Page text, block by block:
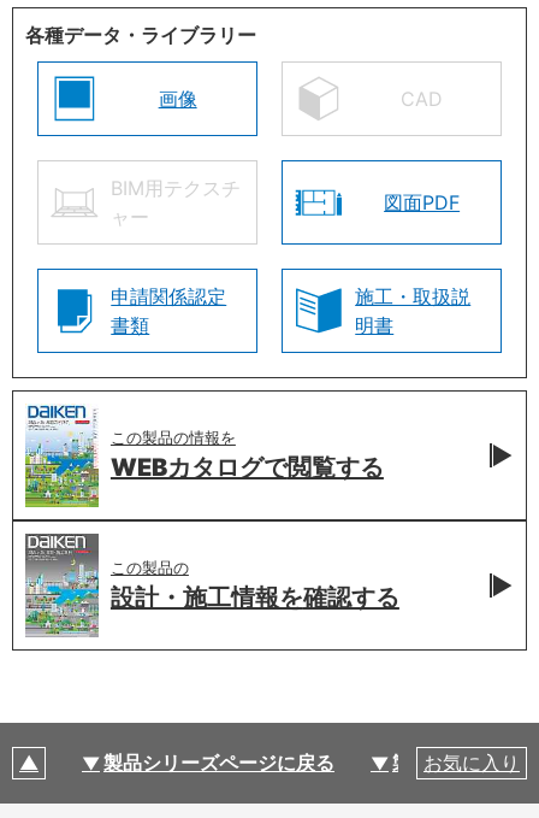
各種データ・ライブラリー
画像 CAD
BIM用テクスチ
ャー
図面PDF
申請関係認定
書類
施工・取扱説
明書
この製品の情報を
WEBカタログで閲覧する
この製品の
設計・施工情報を確認する
製品シリーズページに戻る 製品仕様
お気に入り